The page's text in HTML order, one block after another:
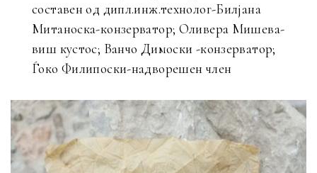
составен од дипл.инж.технолог-Билјана
Митаноска-конзерватор; Оливера Мишева-
виш кустос; Ванчо Димоски -конзерватор;
Ѓоко Филипоски-надворешен член